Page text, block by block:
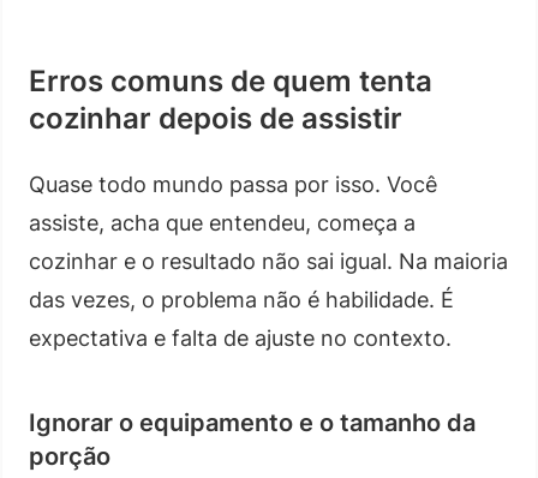
Erros comuns de quem tenta
cozinhar depois de assistir
Quase todo mundo passa por isso. Você
assiste, acha que entendeu, começa a
cozinhar e o resultado não sai igual. Na maioria
das vezes, o problema não é habilidade. É
expectativa e falta de ajuste no contexto.
Ignorar o equipamento e o tamanho da
porção